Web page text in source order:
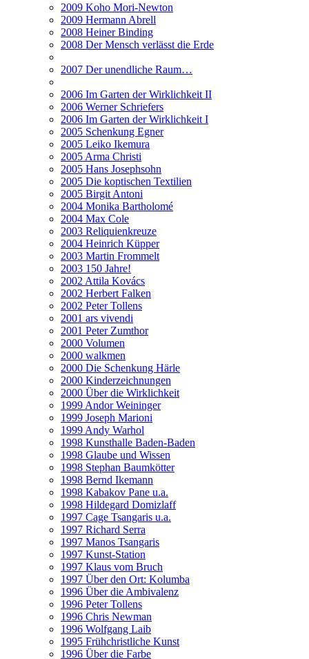
2009 Koho Mori-Newton
2009 Hermann Abrell
2008 Heiner Binding
2008 Der Mensch verlässt die Erde
2007 Der unendliche Raum…
2006 Im Garten der Wirklichkeit II
2006 Werner Schriefers
2006 Im Garten der Wirklichkeit I
2005 Schenkung Egner
2005 Leiko Ikemura
2005 Arma Christi
2005 Hans Josephsohn
2005 Die koptischen Textilien
2005 Birgit Antoni
2004 Monika Bartholomé
2004 Max Cole
2003 Reliquienkreuze
2004 Heinrich Küpper
2003 Martin Frommelt
2003 150 Jahre!
2002 Attila Kovács
2002 Herbert Falken
2002 Peter Tollens
2001 ars vivendi
2001 Peter Zumthor
2000 Volumen
2000 walkmen
2000 Die Schenkung Härle
2000 Kinderzeichnungen
2000 Über die Wirklichkeit
1999 Andor Weininger
1999 Joseph Marioni
1999 Andy Warhol
1998 Kunsthalle Baden-Baden
1998 Glaube und Wissen
1998 Stephan Baumkötter
1998 Bernd Ikemann
1998 Kabakov Pane u.a.
1998 Hildegard Domizlaff
1997 Cage Tsangaris u.a.
1997 Richard Serra
1997 Manos Tsangaris
1997 Kunst-Station
1997 Klaus vom Bruch
1997 Über den Ort: Kolumba
1996 Über die Ambivalenz
1996 Peter Tollens
1996 Chris Newman
1996 Wolfgang Laib
1995 Frühchristliche Kunst
1996 Über die Farbe